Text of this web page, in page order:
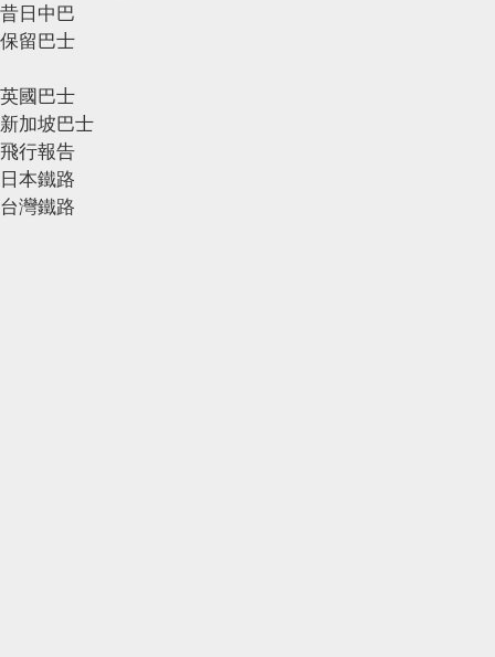
昔日中巴
保留巴士
英國巴士
新加坡巴士
飛行報告
日本鐵路
台灣鐵路